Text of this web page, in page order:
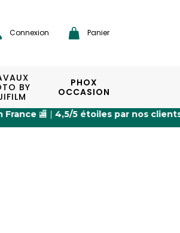
Connexion Panier
BY
PHOX
OCCASION
5 étoiles par nos clients ⭐ |